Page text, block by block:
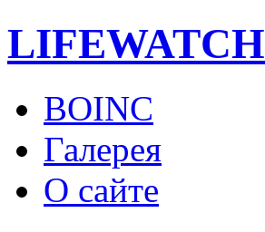
LIFEWATCH
BOINC
Галерея
О сайте